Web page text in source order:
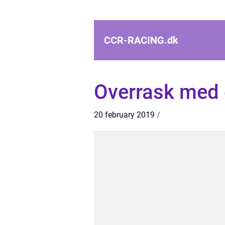
CCR-RACING.dk
Overrask
20 february 2019